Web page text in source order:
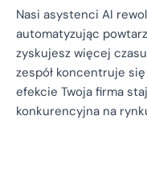
Nasi asystenci AI
automatyzując
zyskujesz więcej
zespół koncentruje
efekcie Twoja firma
konkurencyjna na